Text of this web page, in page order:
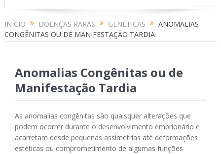
INÍCIO DOENÇAS RARAS GENÉTICAS
ANOMALIAS
CONGÊNITAS OU DE MANIFESTAÇÃO TARDIA
Anomalias Congênitas ou de
Manifestação Tardia
As anomalias congênitas são quaisquer alterações que
podem ocorrer durante o desenvolvimento embrionário e
acarretam desde pequenas assimetrias até deformações
estéticas ou comprometimento de algumas funções